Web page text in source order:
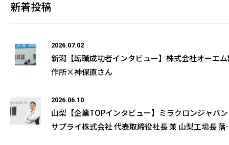
新着投稿
2026.07.02
新潟【転職成功者インタビュー】株式会社オーエ
作所×神保直さん
2026.06.10
山梨【企業TOPインタビュー】ミラクロンジャパン
サプライ株式会社 代表取締役社長 兼 山梨工場長 落